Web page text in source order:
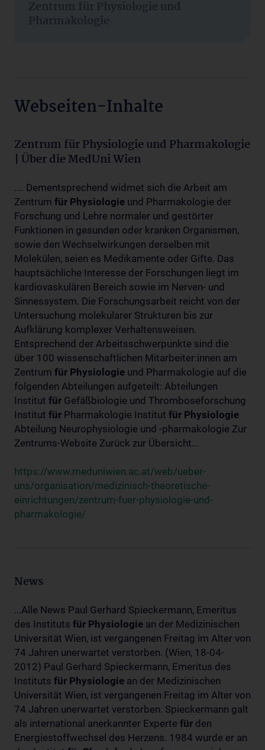
Zentrum für Physiologie und
Pharmakologie
Webseiten-Inhalte
Zentrum für Physiologie und Pharmakologie
| Über die MedUni Wien
.... Dementsprechend widmet sich die Arbeit am
Zentrum für Physiologie und Pharmakologie der
Forschung und Lehre normaler und gestörter
Funktionen in gesunden oder kranken Organismen,
sowie den Wechselwirkungen derselben mit
Molekülen, seien es Medikamente oder Gifte. Das
hauptsächliche Interesse der Forschungen liegt im
kardiovaskulären Bereich sowie im Nerven- und
Sinnessystem. Die Forschungsarbeit reicht von der
Untersuchung molekularer Strukturen bis zur
Aufklärung komplexer Verhaltensweisen.
Entsprechend der Arbeitsschwerpunkte sind die
über 100 wissenschaftlichen Mitarbeiter:innen am
Zentrum für Physiologie und Pharmakologie auf die
folgenden Abteilungen aufgeteilt: Abteilungen
Institut für Gefäßbiologie und Thromboseforschung
Institut für Pharmakologie Institut für Physiologie
Abteilung Neurophysiologie und -pharmakologie Zur
Zentrums-Website Zurück zur Übersicht...
https://www.meduniwien.ac.at/web/ueber-
uns/organisation/medizinisch-theoretische-
einrichtungen/zentrum-fuer-physiologie-und-
pharmakologie/
News
...Alle News Paul Gerhard Spieckermann, Emeritus
des Instituts für Physiologie an der Medizinischen
Universität Wien, ist vergangenen Freitag im Alter von
74 Jahren unerwartet verstorben. (Wien, 18-04-
2012) Paul Gerhard Spieckermann, Emeritus des
Instituts für Physiologie an der Medizinischen
Universität Wien, ist vergangenen Freitag im Alter von
74 Jahren unerwartet verstorben. Spieckermann galt
als international anerkannter Experte für den
Energiestoffwechsel des Herzens. 1984 wurde er an